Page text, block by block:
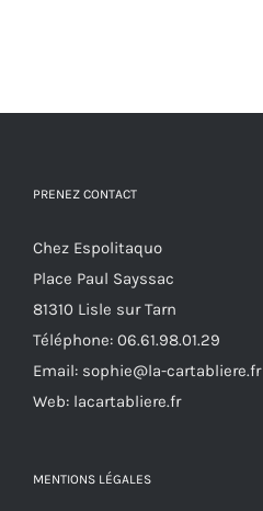
PRENEZ CONTACT
Chez Espolitaquo
Place Paul Sayssac
81310 Lisle sur Tarn
Téléphone: 06.61.98.01.29
Email: sophie@la-cartabliere.fr
Web: lacartabliere.fr
MENTIONS LÉGALES